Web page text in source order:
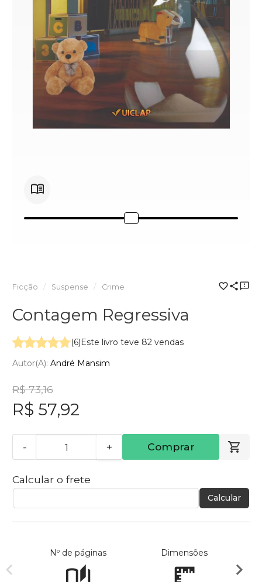
Ficção Suspense Crime
Contagem Regressiva
(6)Este livro teve 82 vendas
Autor(a): André Mansim
R$ 73,16
R$ 57,92
- + Comprar
Calcular o frete
Calcular
Nº de páginas Dimensões